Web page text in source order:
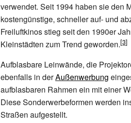
verwendet. Seit 1994 haben sie den
kostengünstige, schneller auf- und
Freiluftkinos stieg seit den 1990er
Kleinstädten zum Trend geworden.
Aufblasbare Leinwände, die
ebenfalls in derAußenwerbung
aufblasbaren Rahmen ein mit einer
Diese Sonderwerbeformen werden
Straßen aufgestellt.